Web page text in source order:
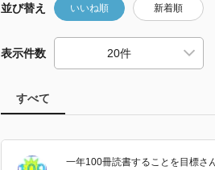
並び替え いいね順 新着順
表示件数
すべて
一年100冊読書することを目標さ